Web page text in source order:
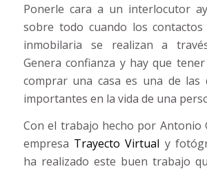
Ponerle cara a un interlocutor
sobre todo cuando los
inmobilaria se realizan a
Genera confianza y hay que
comprar una casa es una de las
importantes en la vida de una
Con el trabajo hecho por Antonio
empresa Trayecto Virtual y
ha realizado este buen trabajo